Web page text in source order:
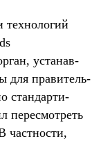
тех­нологий
уста­нав­
для пра­витель­
стан­дарти­
перес­мотреть
час­тнос­ти,